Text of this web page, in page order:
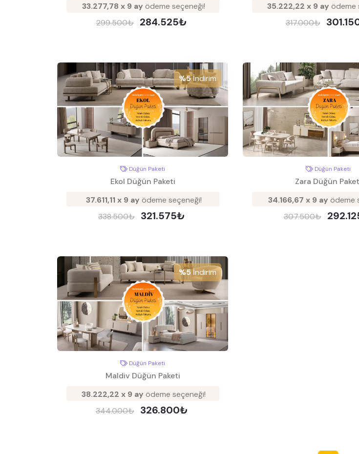
33.277,78 x 9 ay ödeme seçeneği!
299.500₺
284.525₺
35.222,22 x 9 ay ödeme
317.000₺
%5İndirim
Düğün Paketi
Ekol Düğün Paketi
37.611,11 x 9 ay ödeme seçeneği!
338.500₺
321.575₺
Düğün Paketi
Zara Düğün
34.166,67 x 9 ay ödeme
307.500₺
%5İndirim
Düğün Paketi
Maldiv Düğün Paketi
38.222,22 x 9 ay ödeme seçeneği!
344.000₺
326.800₺